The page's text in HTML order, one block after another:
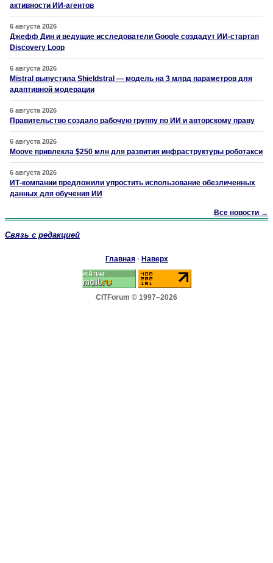
активности ИИ-агентов
6 августа 2026
Джефф Дин и ведущие исследователи Google создадут ИИ-стартап
Discovery Loop
6 августа 2026
Mistral выпустила Shieldstral — модель на 3 млрд параметров для
адаптивной модерации
6 августа 2026
Правительство создало рабочую группу по ИИ и авторскому праву
6 августа 2026
Moove привлекла $250 млн для развития инфраструктуры роботакси
6 августа 2026
ИТ-компании предложили упростить использование обезличенных
данных для обучения ИИ
Все новости →
Связь с редакцией
Главная· Наверх
CITForum © 1997–2026